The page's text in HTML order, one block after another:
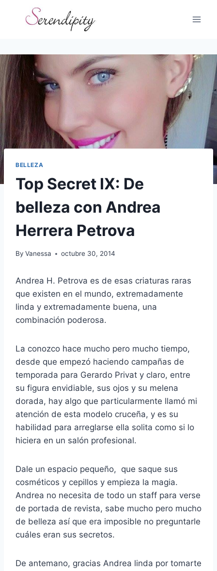
BELLEZA
Top Secret IX: De
belleza con Andrea
Herrera Petrova
By Vanessa octubre 30, 2014
Andrea H. Petrova es de esas criaturas raras
que existen en el mundo, extremadamente
linda y extremadamente buena, una
combinación poderosa.
La conozco hace mucho pero mucho tiempo,
desde que empezó haciendo campañas de
temporada para Gerardo Privat y claro, entre
su figura envidiable, sus ojos y su melena
dorada, hay algo que particularmente llamó mi
atención de esta modelo cruceña, y es su
habilidad para arreglarse ella solita como si lo
hiciera en un salón profesional.
Dale un espacio pequeño, que saque sus
cosméticos y cepillos y empieza la magia.
Andrea no necesita de todo un staff para verse
de portada de revista, sabe mucho pero mucho
de belleza así que era imposible no preguntarle
cuáles eran sus secretos.
De antemano, gracias Andrea linda por tomarte